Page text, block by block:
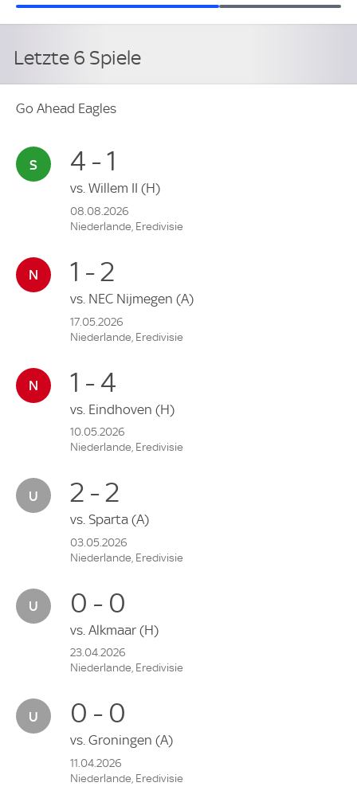
Letzte 6 Spiele
Go Ahead Eagles
4 - 1
vs. Willem II (H)
08.08.2026
Niederlande, Eredivisie
1 - 2
vs. NEC Nijmegen (A)
17.05.2026
Niederlande, Eredivisie
1 - 4
vs. Eindhoven (H)
10.05.2026
Niederlande, Eredivisie
2 - 2
vs. Sparta (A)
03.05.2026
Niederlande, Eredivisie
0 - 0
vs. Alkmaar (H)
23.04.2026
Niederlande, Eredivisie
0 - 0
vs. Groningen (A)
11.04.2026
Niederlande, Eredivisie